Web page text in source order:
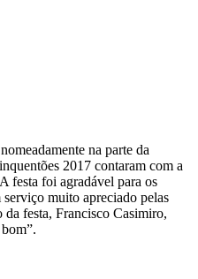
na parte da
2017 contaram com a
festa foi agradável para os
muito apreciado pelas
da festa, Francisco Casimiro,